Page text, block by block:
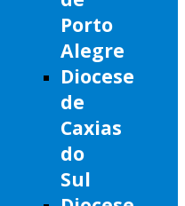
Porto
Alegre
Diocese
de
Caxias
do
Sul